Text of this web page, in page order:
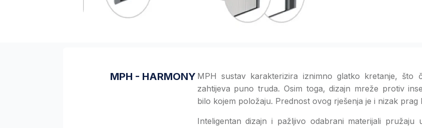
MPH - HARMONY MPH sustav karakterizira iznimno glatko kretanje, što
zahtijeva puno truda. Osim toga, dizajn mreže protiv
bilo kojem položaju. Prednost ovog rješenja je i nizak
Inteligentan dizajn i pažljivo odabrani materijali